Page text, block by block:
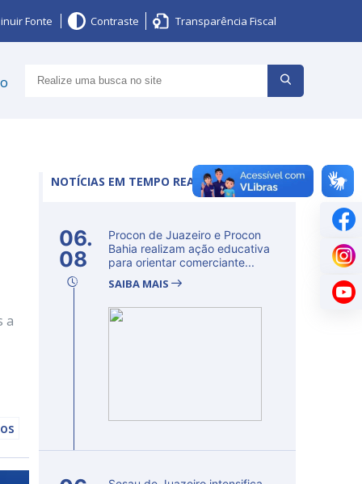
Fonte Contraste Transparência Fiscal
a
NOTÍCIAS EM TEMPO REAL
06.
08
Procon de Juazeiro e Procon
Bahia realizam ação educativa
para orientar comerciante...
SAIBA MAIS